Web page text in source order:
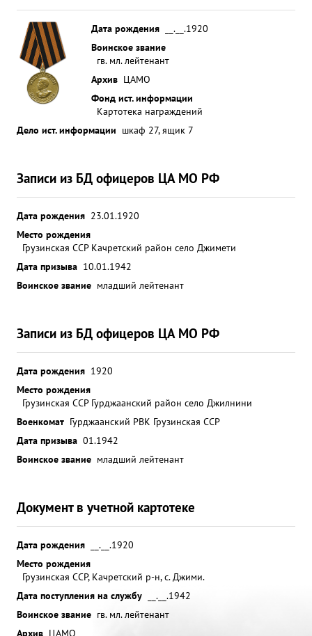
Дата рождения
__.__.1920
Воинское звание
гв. мл. лейтенант
Архив ЦАМО
Фонд ист. информации
Картотека награждений
Дело ист. информации шкаф 27, ящик 7
Записи из БД офицеров ЦА МО РФ
Дата рождения 23.01.1920
Место рождения
Грузинская ССР Качретский район село Джимети
Дата призыва 10.01.1942
Воинское звание младший лейтенант
Записи из БД офицеров ЦА МО РФ
Дата рождения 1920
Место рождения
Грузинская ССР Гурджаанский район село Джилнини
Военкомат Гурджаанский РВК Грузинская ССР
Дата призыва 01.1942
Воинское звание младший лейтенант
Документ в учетной картотеке
Дата рождения
__.__.1920
Место рождения
Грузинская ССР, Качретский р-н, с. Джими.
Дата поступления на службу
__.__.1942
Воинское звание гв. мл. лейтенант
Архив ЦАМО